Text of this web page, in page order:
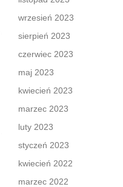
wrzesień 2023
sierpień 2023
czerwiec 2023
maj 2023
kwiecień 2023
marzec 2023
luty 2023
styczeń 2023
kwiecień 2022
marzec 2022